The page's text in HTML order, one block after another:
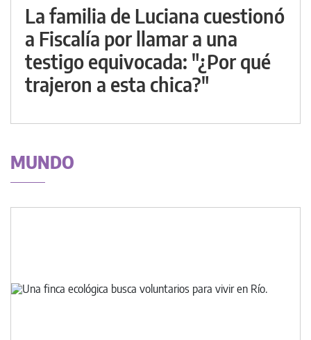
La familia de Luciana cuestionó
a Fiscalía por llamar a una
testigo equivocada: "¿Por qué
trajeron a esta chica?"
MUNDO